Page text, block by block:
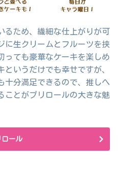
るため、繊細な仕上がりが可
に生クリームとフルーツを挟
っても豪華なケーキを楽しめ
いうだけでも幸せですが、
十分満足できるので、推しへ
ことがプリロールの大きな魅
ロール